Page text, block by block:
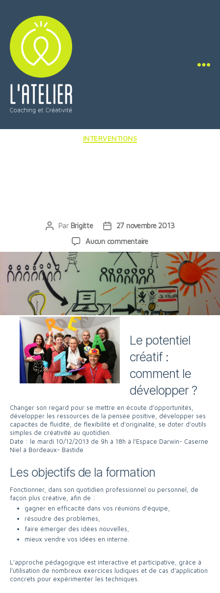
Coaching
Catégories
INTERVENTIONS
Auteur
Par Brigitte
Date27 novembre 2013
Aucun commentairesur
Formation
« Développez
votre
potentiel
créatif »
Le potentiel
créatif :
comment le
développer ?
Changer son regard pour se mettre en écoute d’opportunités,
développer les ressources de la pensée positive, développer ses
capacités de fluidité, de flexibilité et d’originalité, se doter d’outils
simples de créativité au quotidien.
Date : le mardi 10/12/2013 de 9h à 18h à l’Espace Darwin- Caserne
Niel à Bordeaux- Bastide
Les objectifs de la formation
Fonctionner, dans son quotidien professionnel ou personnel, de
façon plus créative, afin de :
gagner en efficacité dans vos réunions d’équipe,
résoudre des problèmes,
faire émerger des idées nouvelles,
mieux vendre vos idées en interne.
L’approche pédagogique est interactive et participative, grâce à
l’utilisation de nombreux exercices ludiques et de cas d’application
concrets pour expérimenter les techniques.